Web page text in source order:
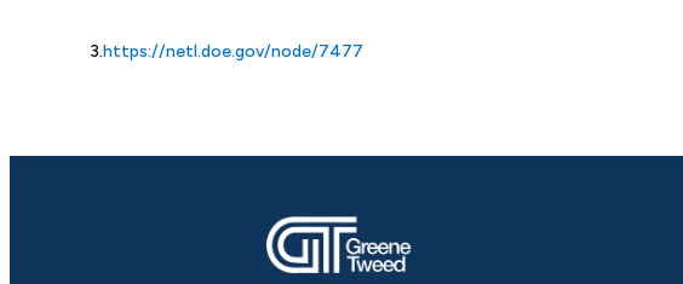
3.https://netl.doe.gov/node/7477